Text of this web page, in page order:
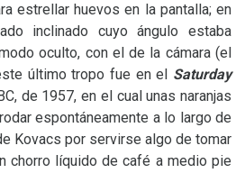
estrellar huevos en la pantalla; en
inclinado cuyo ángulo estaba
oculto, con el de la cámara (el
último tropo fue en el Saturday
, de 1957, en el cual unas naranjas
espontáneamente a lo largo de
Kovacs por servirse algo de tomar
chorro líquido de café a medio pie